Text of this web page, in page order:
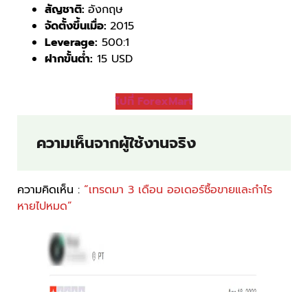
สัญชาติ:อังกฤษ
จัดตั้งขึ้นเมื่อ:2015
Leverage: 500:1
ฝากขั้นต่ำ: 15 USD
ไปที่ ForexMart
ความเห็นจากผู้ใช้งานจริง
ความคิดเห็น : “เทรดมา 3 เดือน ออเดอร์ซื้อขายและกำไร
หายไปหมด”